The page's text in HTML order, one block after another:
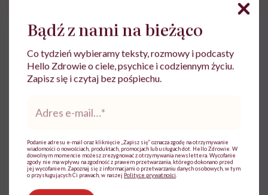
Zobacz profil
Udostępnij
emocje Gen Z przebodźcowanie Stres
Bądź z nami na bieżąco
Co tydzień wybieramy teksty, rozmowy i podcasty
Hello Zdrowie o ciele, psychice i codziennym życiu.
Zapisz się i czytaj bez pośpiechu.
mail*
Podanie adresu e-mail oraz kliknięcie „Zapisz się” oznacza zgodę na otrzymywanie
wiadomości o nowościach, produktach, promocjach lub usługach dot. Hello Zdrowie. W
dowolnym momencie możesz zrezygnować z otrzymywania newslettera. Wycofanie
zgody nie ma wpływu na zgodność z prawem przetwarzania, którego dokonano przed
jej wycofaniem. Zapoznaj się z informacjami o przetwarzaniu danych osobowych, w tym
o przysługujących Ci prawach, w naszej Polityce prywatności